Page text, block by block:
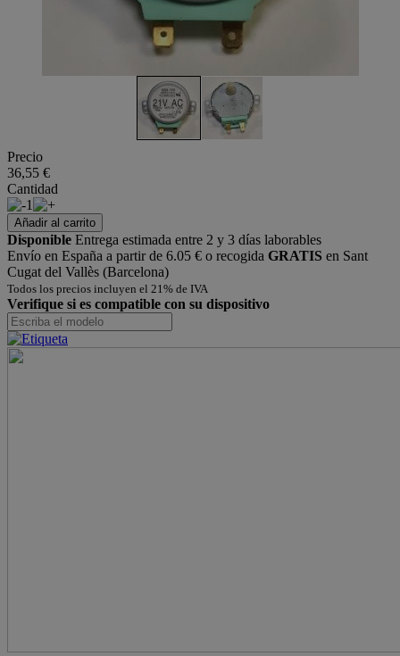
Precio
36,55 €
Cantidad
1
Añadir al carrito
Disponible Entrega estimada entre 2 y 3 días laborables
Envío en España a partir de 6.05 € o recogida GRATIS en Sant
Cugat del Vallès (Barcelona)
Todos los precios incluyen el 21% de IVA
Verifique si es compatible con su dispositivo